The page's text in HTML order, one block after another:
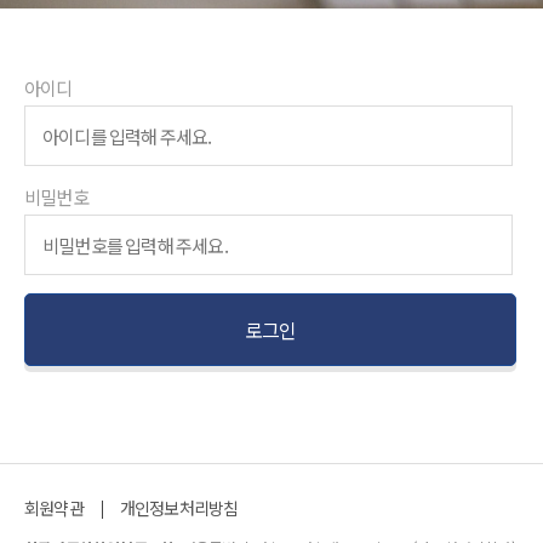
아이디
비밀번호
회원약관 개인정보처리방침